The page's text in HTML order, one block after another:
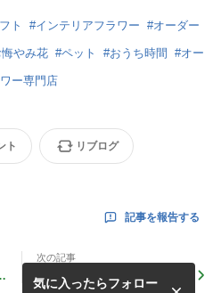
ト #インテリアフラワー #オーダー
やみ花 #ペット #おうち時間 #オー
ー専門店
ト リブログ
記事を報告する
次の記事
退職ギフト オーダーメイド
アレンジ
気に入ったらフォロー